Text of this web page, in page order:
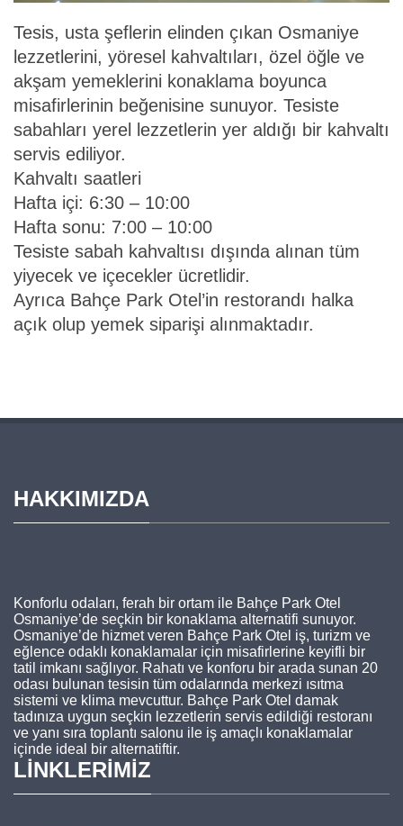
Tesis, usta şeflerin elinden çıkan Osmaniye
lezzetlerini, yöresel kahvaltıları, özel öğle ve
akşam yemeklerini konaklama boyunca
misafirlerinin beğenisine sunuyor. Tesiste
sabahları yerel lezzetlerin yer aldığı bir kahvaltı
servis ediliyor.
Kahvaltı saatleri
Hafta içi: 6:30 – 10:00
Hafta sonu: 7:00 – 10:00
Tesiste sabah kahvaltısı dışında alınan tüm
yiyecek ve içecekler ücretlidir.
Ayrıca Bahçe Park Otel’in restorandı halka
açık olup yemek siparişi alınmaktadır.
HAKKIMIZDA
Konforlu odaları, ferah bir ortam ile Bahçe Park Otel
Osmaniye’de seçkin bir konaklama alternatifi sunuyor.
Osmaniye’de hizmet veren Bahçe Park Otel iş, turizm ve
eğlence odaklı konaklamalar için misafirlerine keyifli bir
tatil imkanı sağlıyor. Rahatı ve konforu bir arada sunan 20
odası bulunan tesisin tüm odalarında merkezi ısıtma
sistemi ve klima mevcuttur. Bahçe Park Otel damak
tadınıza uygun seçkin lezzetlerin servis edildiği restoranı
ve yanı sıra toplantı salonu ile iş amaçlı konaklamalar
içinde ideal bir alternatiftir.
LİNKLERİMİZ